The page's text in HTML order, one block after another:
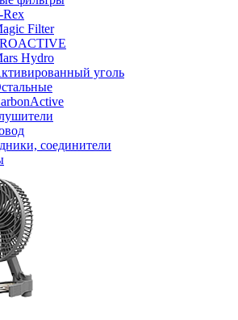
Rex
Filter
Hydro
уголь
соединители